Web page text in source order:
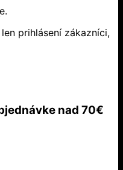
prihlásení zákazníci,
nad 70€